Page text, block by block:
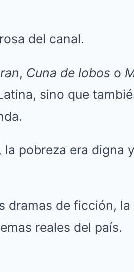
del canal.
, Cuna de lobos o
sino que
pobreza era digna
dramas de ficción, la
reales del país.